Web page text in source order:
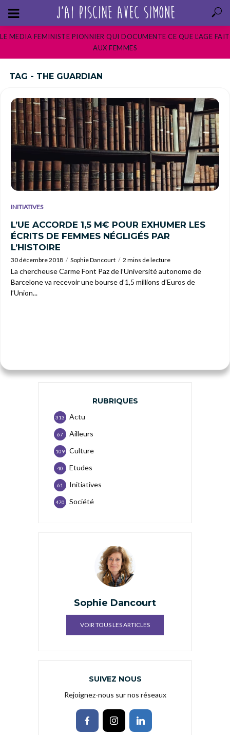
LE MEDIA FEMINISTE PIONNIER QUI DOCUMENTE CE QUE L’AGE FAIT
AUX FEMMES
TAG - THE GUARDIAN
INITIATIVES
L’UE ACCORDE 1,5 M€ POUR EXHUMER LES
ÉCRITS DE FEMMES NÉGLIGÉS PAR
L’HISTOIRE
30 décembre 2018 Sophie Dancourt 2 mins de lecture
La chercheuse Carme Font Paz de l’Université autonome de
Barcelone va recevoir une bourse d’1,5 millions d’Euros de
l’Union...
RUBRIQUES
Actu
313
Ailleurs
67
Culture
109
Etudes
40
Initiatives
61
Société
470
Sophie Dancourt
VOIR TOUS LES ARTICLES
SUIVEZ NOUS
Rejoignez-nous sur nos réseaux